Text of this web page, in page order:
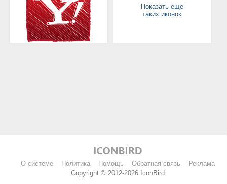
Показать еще
таких иконок
О системе Политика Помощь Обратная связь
Реклама
Copyright © 2012-2026 IconBird